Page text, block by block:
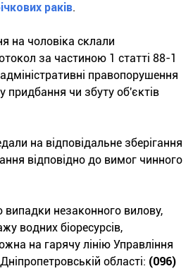
раків.
на чоловіка склали
за частиною 1 статті 88-1
правопорушення
чи збуту об'єктів
на відповідальне зберігання
відповідно до вимог чинного
незаконного вилову,
водних біоресурсів,
на гарячу лінію Управління
області: (096)